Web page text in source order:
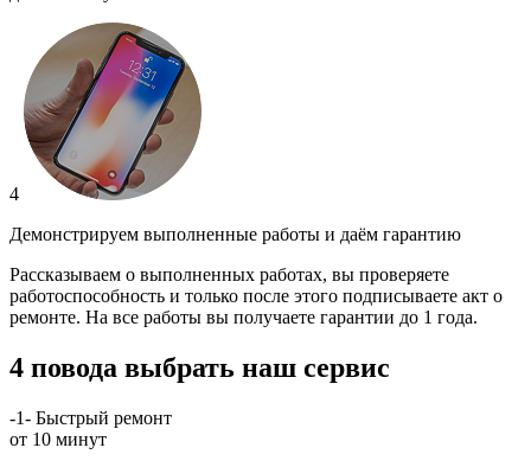
4
Демонстрируем выполненные работы и даём гарантию
Рассказываем о выполненных работах, вы проверяете
работоспособность и только после этого подписываете акт о
ремонте. На все работы вы получаете гарантии до 1 года.
4 повода выбрать наш сервис
-1- Быстрый ремонт
от 10 минут